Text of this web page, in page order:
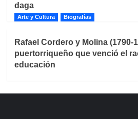
daga
Arte y Cultura Biografías
Rafael Cordero y Molina (1790-
puertorriqueño que venció el
educación